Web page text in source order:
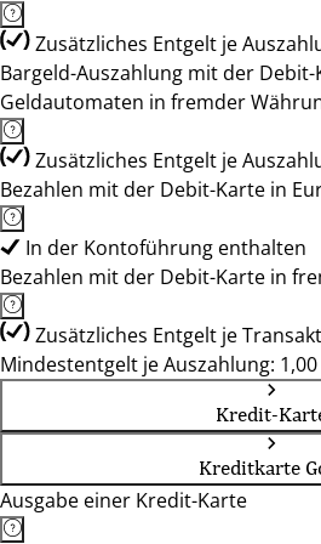
Zusätzliches Entgelt je
Bargeld-Auszahlung mit der
Geldautomaten in fremder
Zusätzliches Entgelt je
Bezahlen mit der Debit-Karte in
In der Kontoführung enthalten
Bezahlen mit der Debit-Karte in
Zusätzliches Entgelt je
Mindestentgelt je Auszahlung: 1,00
Kredit-
Kreditkarte
Ausgabe einer Kredit-Karte